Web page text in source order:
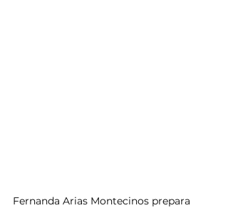
Fernanda Arias Montecinos prepara